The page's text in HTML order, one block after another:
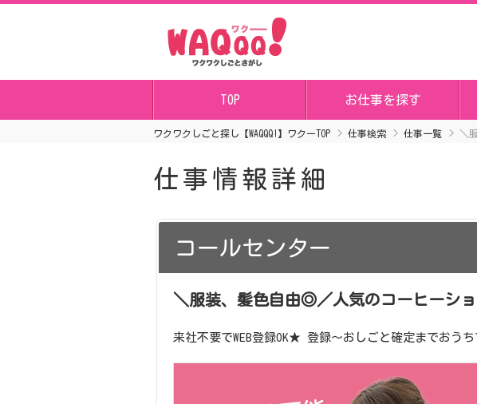
TOP お仕事を探す
ワクワクしごと探し【WAQQQ!】ワクーTOP 仕事検索 仕事一覧 ＼
仕事情報詳細
コールセンター
＼服装、髪色自由◎／人気のコーヒーシ
来社不要でWEB登録OK★ 登録～おしごと確定までおう